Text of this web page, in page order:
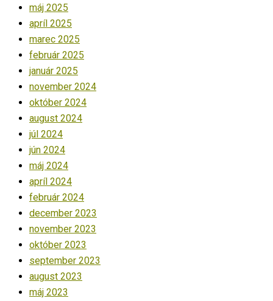
máj 2025
apríl 2025
marec 2025
február 2025
január 2025
november 2024
október 2024
august 2024
júl 2024
jún 2024
máj 2024
apríl 2024
február 2024
december 2023
november 2023
október 2023
september 2023
august 2023
máj 2023